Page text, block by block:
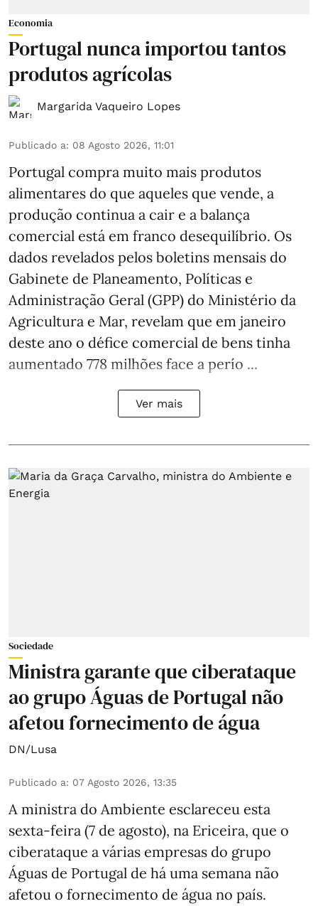
Economia
Portugal nunca importou tantos
produtos agrícolas
Margarida Vaqueiro Lopes
Publicado a: 08 Agosto 2026, 11:01
Portugal compra muito mais produtos
alimentares do que aqueles que vende, a
produção continua a cair e a balança
comercial está em franco desequilíbrio. Os
dados revelados pelos boletins mensais do
Gabinete de Planeamento, Políticas e
Administração Geral (GPP) do Ministério da
Agricultura e Mar, revelam que em janeiro
deste ano o défice comercial de bens tinha
aumentado 778 milhões face a perío ...
Ver mais
Sociedade
Ministra garante que ciberataque
ao grupo Águas de Portugal não
afetou fornecimento de água
DN/Lusa
Publicado a: 07 Agosto 2026, 13:35
A ministra do Ambiente esclareceu esta
sexta-feira (7 de agosto), na Ericeira, que o
ciberataque a várias empresas do grupo
Águas de Portugal de há uma semana não
afetou o fornecimento de água no país.